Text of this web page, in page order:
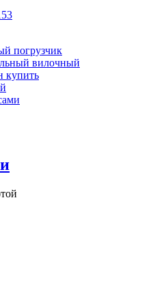
погрузчик
вилочный
купить